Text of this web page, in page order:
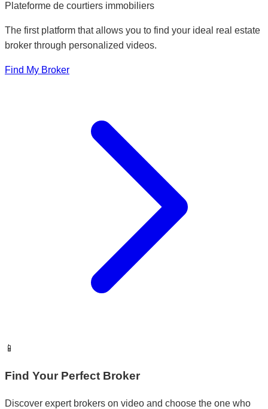
Plateforme de courtiers immobiliers
The first platform that allows you to find your ideal real estate
broker through personalized videos.
Find My Broker
📱
Find Your Perfect Broker
Discover expert brokers on video and choose the one who